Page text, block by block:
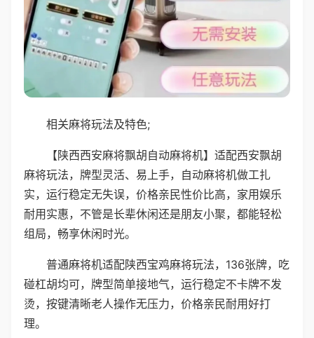
相关麻将玩法及特色;
【陕西西安麻将飘胡自动麻将机】适配西安飘胡
麻将玩法，牌型灵活、易上手，自动麻将机做工扎
实，运行稳定无失误，价格亲民性价比高，家用娱乐
耐用实惠，不管是长辈休闲还是朋友小聚，都能轻松
组局，畅享休闲时光。
普通麻将机适配陕西宝鸡麻将玩法，136张牌，吃
碰杠胡均可，牌型简单接地气，运行稳定不卡牌不发
烫，按键清晰老人操作无压力，价格亲民耐用好打
理。